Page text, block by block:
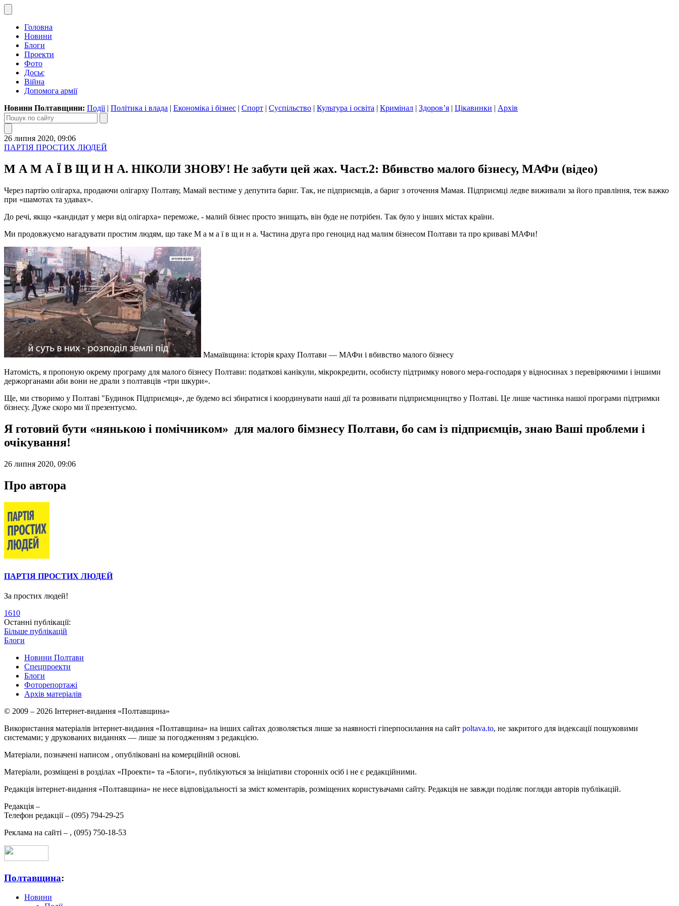
Головна
Новини
Блоги
Проекти
Фото
Досьє
Війна
Допомога армії
Новини Полтавщини: Події| Політика і влада | Економіка і бізнес | Спорт | Суспільство | Культура і освіта | Кримінал | Здоров’я | Цікавинки | Архів
26 липня 2020, 09:06
ПАРТІЯ ПРОСТИХ ЛЮДЕЙ
М А М А Ї В Щ И Н А. НІКОЛИ ЗНОВУ! Не забути цей жах. Част.2: Вбивство малого бізнесу, МАФи (відео)
Через партію олігарха, продаючи олігарху Полтаву, Мамай вестиме у депутита бариг. Так, не підприємців, а бариг з оточення Мамая. Підприємці ледве виживали за його правління, теж важко
при «шамотах та удавах».
До речі, якщо «кандидат у мери від олігарха» переможе, - малий бізнес просто знищать, він буде не потрібен. Так було у інших містах країни.
Ми продовжуємо нагадувати простим людям, що таке М а м а ї в щ и н а. Частина друга про геноцид над малим бізнесом Полтави та про криваві МАФи!
Мамаївщина: історія краху Полтави — МАФи і вбивство малого бізнесу
Натомість, я пропоную окрему програму для малого бізнесу Полтави: податкові канікули, мікрокредити, особисту підтримку нового мера-господаря у відносинах з перевіряючими і іншими
держорганами аби вони не драли з полтавців «три шкури».
Ще, ми створимо у Полтаві "Будинок Підприємця», де будемо всі збиратися і координувати наші дії та розвивати підприємцництво у Полтаві. Це лише частинка нашої програми підтримки
бізнесу. Дуже скоро ми її презентуємо.
Я готовий бути «нянькою і помічником» для малого бімзнесу Полтави, бо сам із підприємців, знаю Ваші проблеми і
очікування!
26 липня 2020, 09:06
Про автора
ПАРТІЯ ПРОСТИХ ЛЮДЕЙ
За простих людей!
1610
Останні публікації:
Більше публікацій
Блоги
Новини Полтави
Спецпроекти
Блоги
Фоторепортажі
Архів матеріалів
© 2009 – 2026 Інтернет-видання «Полтавщина»
Використання матеріалів інтернет-видання «Полтавщина» на інших сайтах дозволяється лише за наявності гіперпосилання на сайт poltava.to, не закритого для індексації пошуковими
системами; у друкованих виданнях — лише за погодженням з редакцією.
Матеріали, позначені написом , опубліковані на комерційній основі.
Матеріали, розміщені в розділах «Проекти» та «Блоги», публікуються за ініціативи сторонніх осіб і не є редакційними.
Редакція інтернет-видання «Полтавщина» не несе відповідальності за зміст коментарів, розміщених користувачами сайту. Редакція не завжди поділяє погляди авторів публікацій.
Редакція –
Телефон редакції – (095) 794-29-25
Реклама на сайті – , (095) 750-18-53
Полтавщина:
Новини